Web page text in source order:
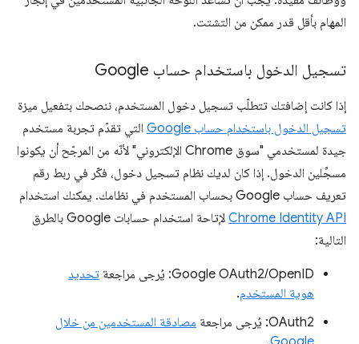
المهام بأقل قدر ممكن من التشتت.
تسجيل الدخول باستخدام حساب Google
إذا كانت إضافتك تتطلّب تسجيل دخول المستخدم، ننصحك بتفعيل ميزة
تسجيل الدخول باستخدام حساب Google
التي تقدّم تجربة مستخدم
جيدة لمستخدمي "سوق Chrome الإلكتروني" لأنّه من المرجّح أن يكونوا
مسجِّلين الدخول. إذا كان لديك نظام تسجيل دخول، فكّر في ربط رقم
تعريف حساب Google بحساب المستخدم في نظامك. يمكنك استخدام
Chrome Identity API
لإتاحة استخدام حسابات Google بالطرق
التالية:
Google OAuth2/OpenID: يُرجى مراجعة
تحديد
هوية المستخدم.
OAuth2: يُرجى مراجعة
مصادقة المستخدمين من خلال